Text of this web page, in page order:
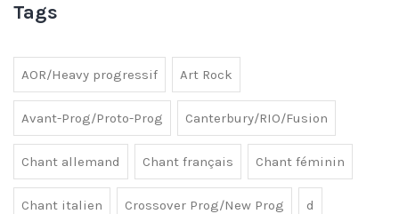
Tags
AOR/Heavy progressif Art Rock
Avant-Prog/Proto-Prog Canterbury/RIO/Fusion
Chant allemand Chant français Chant féminin
Chant italien Crossover Prog/New Prog d